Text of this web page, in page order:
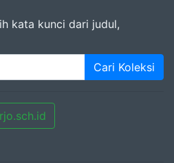
kata kunci dari judul,
Cari Koleksi